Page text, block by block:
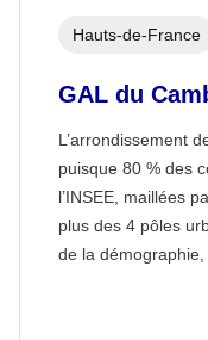
GAL du
L’arrondissement
puisque 80 % des
l’INSEE, maillées
plus des 4 pôles
de la démographie,
Hauts-de-France